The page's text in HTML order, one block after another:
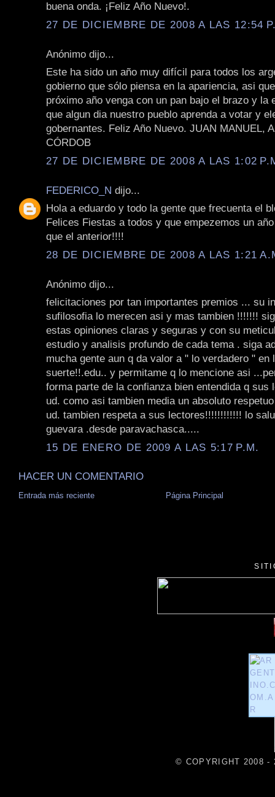
buena onda. ¡Feliz Año Nuevo!.
27 DE DICIEMBRE DE 2008 A LAS 12:54
Anónimo dijo...
Este ha sido un año muy difícil para todos los
gobierno que sólo piensa en la apariencia, asi
próximo año venga con un pan bajo el brazo y la
que algun dia nuestro pueblo aprenda a votar y
gobernantes. Feliz Año Nuevo. JUAN MANUEL,
CÓRDOB
27 DE DICIEMBRE DE 2008 A LAS 1:02
FEDERICO_N dijo...
Hola a eduardo y todo la gente que frecuenta el
Felices Fiestas a todos y que empezemos un
que el anterior!!!!
28 DE DICIEMBRE DE 2008 A LAS 1:21
Anónimo dijo...
felicitaciones por tan importantes premios ... su
sufilosofia lo merecen asi y mas tambien !!!!!!!
estas opiniones claras y seguras y con su
estudio y analisis profundo de cada tema . siga
mucha gente aun q da valor a " lo verdadero " en
suerte!!.edu.. y permitame q lo mencione asi
forma parte de la confianza bien entendida q sus
ud. como asi tambien media un absoluto
ud. tambien respeta a sus lectores!!!!!!!!!!!! lo
guevara .desde paravachasca.....
15 DE ENERO DE 2009 A LAS 5:17 P.M.
HACER UN COMENTARIO
Entrada más reciente Página Principal
© COPYRIGHT 2008